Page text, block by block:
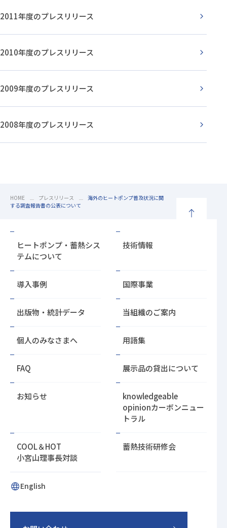
2011年度のプレスリリース
2010年度のプレスリリース
2009年度のプレスリリース
2008年度のプレスリリース
HOME プレスリリース
海外のヒートポンプ普及状況に関
する調査報告書の公表について
ペ
ヒートポンプ・蓄熱シス
テムについて
技術情報
導入事例 国際事業
出版物・統計データ 当組織のご案内
個人のみなさまへ 用語集
FAQ 展示品の貸出について
お知らせ
knowledgeable
opinionカーボンニュー
トラル
COOL＆HOT
小宮山理事長対談
蓄熱技術研修会
English